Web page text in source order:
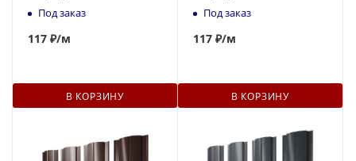
зелёный RAL 6005 1м
Под заказ
117 ₽/м
В КОРЗИНУ
вишневый RAL 3005 1м
Под заказ
117 ₽/м
В КОРЗИНУ